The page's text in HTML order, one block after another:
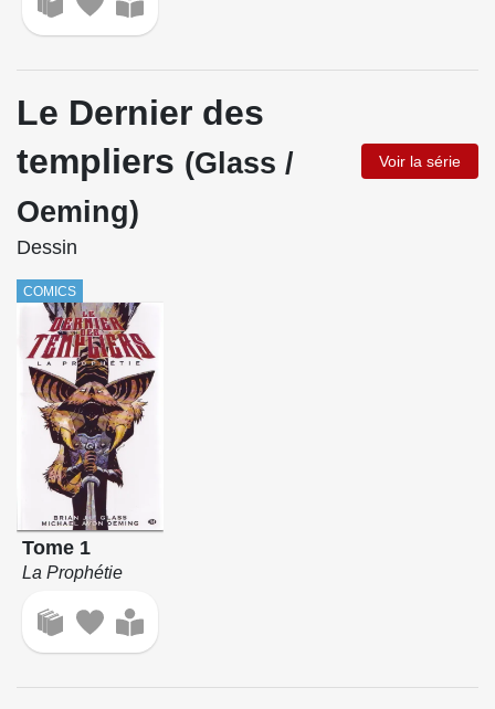
Le Dernier des
templiers (Glass /
Oeming)
Voir la série
Dessin
COMICS
Tome 1
La Prophétie